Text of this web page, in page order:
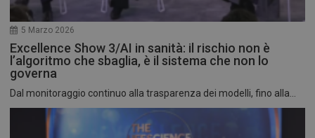
5 Marzo 2026
Excellence Show 3/AI in sanità: il rischio non è
l’algoritmo che sbaglia, è il sistema che non lo
governa
Dal monitoraggio continuo alla trasparenza dei modelli, fino alla...